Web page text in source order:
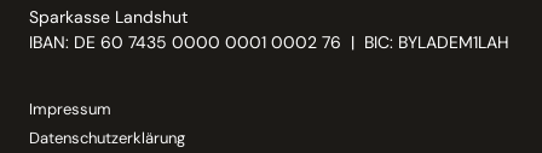
Sparkasse Landshut
IBAN: DE 60 7435 0000 0001 0002 76 | BIC: BYLADEM1LAH
Impressum
Datenschutzerklärung